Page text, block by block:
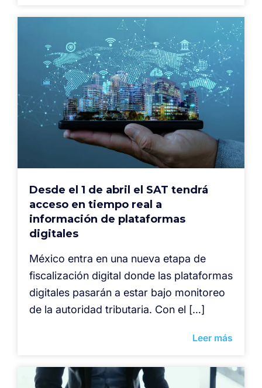
Desde el 1 de abril el SAT tendrá
acceso en tiempo real a
información de plataformas
digitales
México entra en una nueva etapa de
fiscalización digital donde las plataformas
digitales pasarán a estar bajo monitoreo
de la autoridad tributaria. Con el […]
Leer más